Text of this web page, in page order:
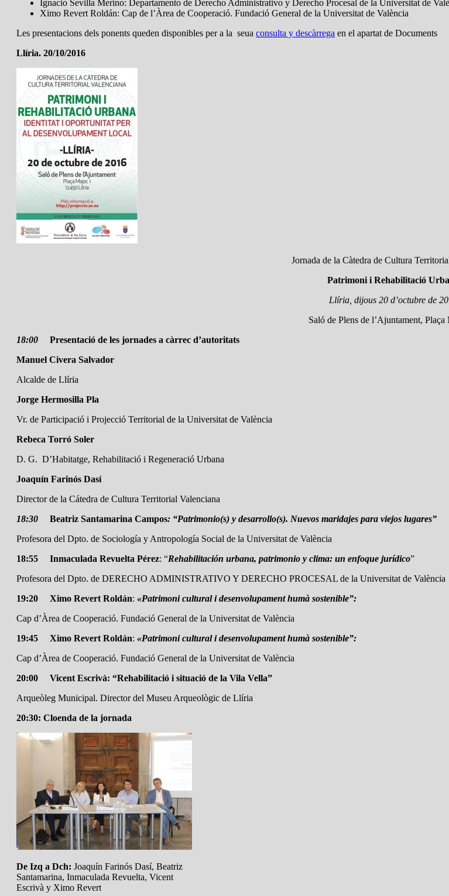
Ignacio Sevilla Merino: Departamento de Derecho Administrativo y Derecho Procesal de la Universitat de
Ximo Revert Roldán: Cap de l’Àrea de Cooperació. Fundació General de la Universitat de València
Les presentacions dels ponents queden disponibles per a la seua consulta y descàrrega en el apartat de Documents
Llíria. 20/10/2016
Jornada de la Càtedra de Cultura
Patrimoni i Rehabilitació
Llíria, dijous 20 d’octubre de
Saló de Plens de l’Ajuntament, Plaça
18:00
Presentació de les jornades a càrrec d’autoritats
Manuel Civera Salvador
Alcalde de Llíria
Jorge Hermosilla Pla
Vr. de Participació i Projecció Territorial de la Universitat de València
Rebeca Torró Soler
D. G. D’Habitatge, Rehabilitació i Regeneració Urbana
Joaquín Farinós Dasí
Director de la Cátedra de Cultura Territorial Valenciana
18:30 Beatriz Santamarina Campos: “Patrimonio(s) y desarrollo(s). Nuevos maridajes para viejos lugares”
Profesora del Dpto. de Sociología y Antropología Social de la Universitat de València
18:55 Inmaculada Revuelta Pérez: “Rehabilitación urbana, patrimonio y clima: un enfoque jurídico”
Profesora del Dpto. de DERECHO ADMINISTRATIVO Y DERECHO PROCESAL de la Universitat de València
19:20 Ximo Revert Roldán: «Patrimoni cultural i desenvolupament humà sostenible”:
Cap d’Àrea de Cooperació. Fundació General de la Universitat de València
19:45 Ximo Revert Roldán: «Patrimoni cultural i desenvolupament humà sostenible”:
Cap d’Àrea de Cooperació. Fundació General de la Universitat de València
20:00 Vicent Escrivà: “Rehabilitació i situació de la Vila Vella”
Arqueòleg Municipal. Director del Museu Arqueològic de Llíria
20:30: Cloenda de la jornada
De Izq a Dch: Joaquín Farinós Dasí, Beatriz
Santamarina, Inmaculada Revuelta, Vicent
Escrivà y Ximo Revert